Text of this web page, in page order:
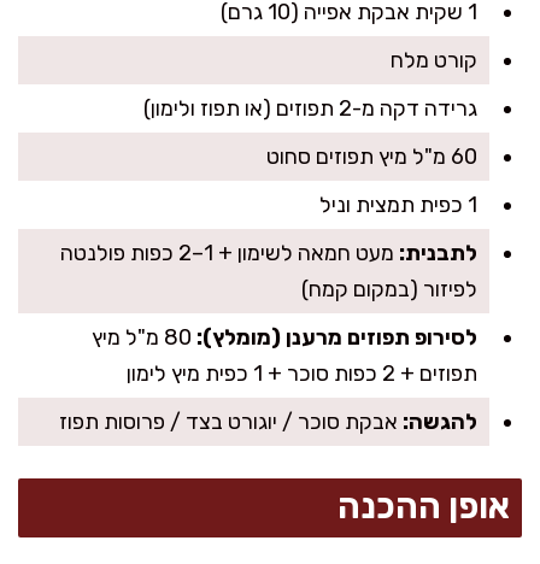
1 שקית אבקת אפייה (10 גרם)
קורט מלח
גרידה דקה מ-2 תפוזים (או תפוז ולימון)
60 מ"ל מיץ תפוזים סחוט
1 כפית תמצית וניל
לתבנית:
מעט חמאה לשימון + 1–2 כפות פולנטה
לפיזור (במקום קמח)
לסירופ תפוזים מרענן (מומלץ):
80 מ"ל מיץ
תפוזים + 2 כפות סוכר + 1 כפית מיץ לימון
להגשה: אבקת סוכר / יוגורט בצד / פרוסות תפוז
אופן ההכנה